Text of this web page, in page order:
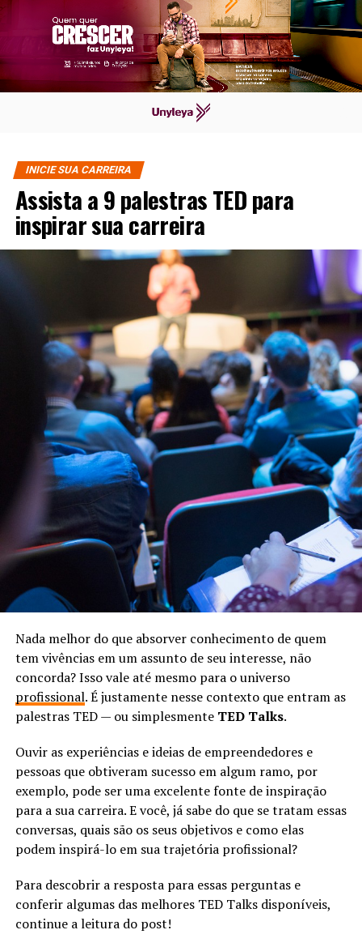
INICIE SUA CARREIRA
Assista a 9 palestras TED para
inspirar sua carreira
Nada melhor do que absorver conhecimento de quem
tem vivências em um assunto de seu interesse, não
concorda? Isso vale até mesmo para o universo
profissional. É justamente nesse contexto que entram as
palestras TED — ou simplesmente TED Talks.
Ouvir as experiências e ideias de empreendedores e
pessoas que obtiveram sucesso em algum ramo, por
exemplo, pode ser uma excelente fonte de inspiração
para a sua carreira. E você, já sabe do que se tratam essas
conversas, quais são os seus objetivos e como elas
podem inspirá-lo em sua trajetória profissional?
Para descobrir a resposta para essas perguntas e
conferir algumas das melhores TED Talks disponíveis,
continue a leitura do post!